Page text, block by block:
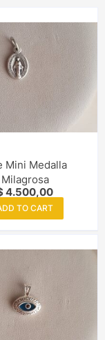
Mini Medalla
Milagrosa
4.500,00
TO CART